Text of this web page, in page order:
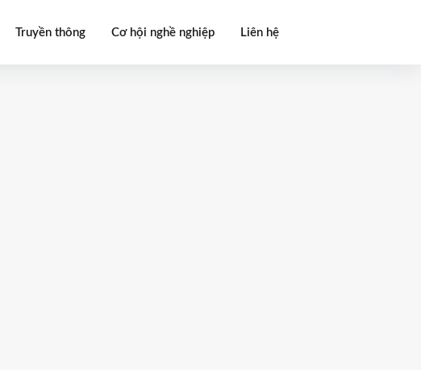
Truyền thông Cơ hội nghề nghiệp Liên hệ